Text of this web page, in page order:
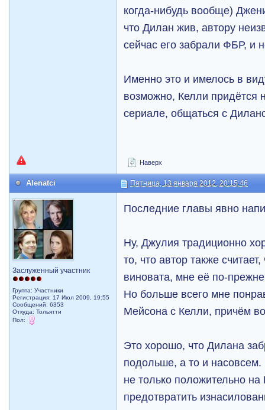
когда-нибудь вообще)
что Дилан жив, автору
сейчас его забрали ФБР, и
Именно это и имелось в
возможно, Келли придётся
сериале, общаться с
Наверх
Alenatci Пятница, 13 января 2012, 20:15:46
Заслуженный участник
Группа: Участники
Регистрация: 17 Июл 2009, 19:55
Сообщений: 6353
Откуда: Тольятти
Пол:
Последние главы явно
Ну, Джулия традиционно
то, что автор также
виновата, мне её по-
Но больше всего мне
Мейсона с Келли, причём
Это хорошо, что Дилана
подольше, а то и насовсем.
не только положительно на
предотвратить